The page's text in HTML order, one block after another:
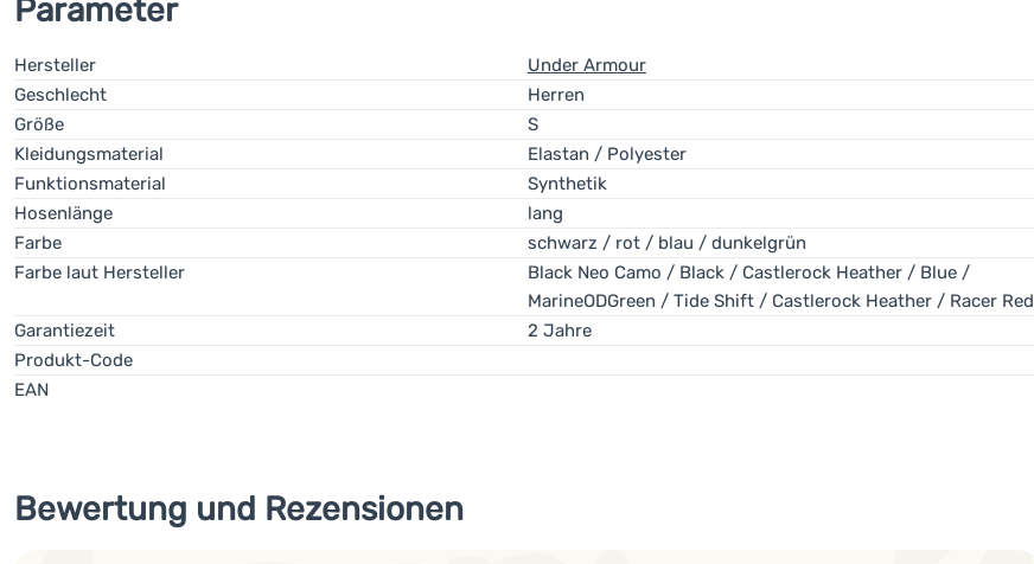
Parameter
Hersteller
Under Armour
Geschlecht
Herren
Größe
S
Kleidungsmaterial
Elastan / Polyester
Funktionsmaterial
Synthetik
Hosenlänge
lang
Farbe
schwarz / rot / blau / dunkelgrün
Farbe laut Hersteller
Black Neo Camo / Black / Castlerock Heather / Blue /
MarineODGreen / Tide Shift / Castlerock Heather / Racer Red
Garantiezeit
2 Jahre
Produkt-Code
EAN
Bewertung und Rezensionen